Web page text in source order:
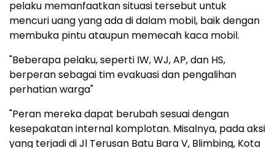
pelaku memanfaatkan situasi tersebut untuk
mencuri uang yang ada di dalam mobil, baik dengan
membuka pintu ataupun memecah kaca mobil.
"Beberapa pelaku, seperti IW, WJ, AP, dan HS,
berperan sebagai tim evakuasi dan pengalihan
perhatian warga"
"Peran mereka dapat berubah sesuai dengan
kesepakatan internal komplotan. Misalnya, pada aksi
yang terjadi di Jl Terusan Batu Bara V, Blimbing, Kota